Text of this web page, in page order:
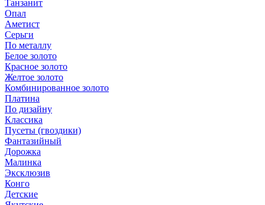
Танзанит
Опал
Аметист
Серьги
По металлу
Белое золото
Красное золото
Желтое золото
Комбинированное золото
Платина
По дизайну
Классика
Пусеты (гвоздики)
Фантазийный
Дорожка
Малинка
Эксклюзив
Конго
Детские